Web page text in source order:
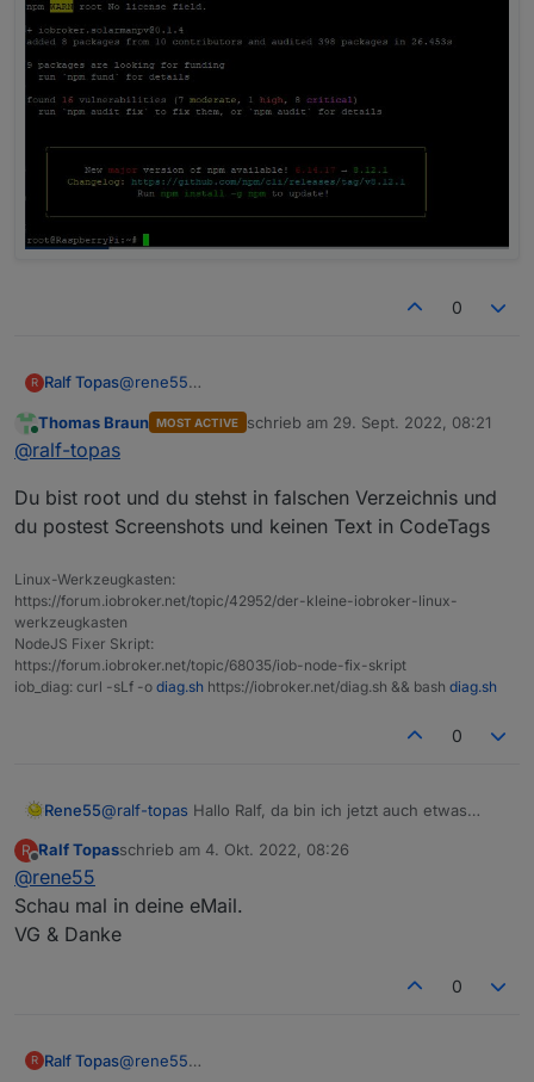
0
R Ralf Topas@rene55
Was ich eben versucht habe war, den npm install
befehl über die Konsole laufen zu lassen.
Online
Thomas Braun MOST ACTIVE schrieb am 29. Sept. 2022, 08:21
zuletzt editiert von
@ralf-topas
Du bist root und du stehst in falschen Verzeichnis und
du postest Screenshots und keinen Text in CodeTags
Linux-Werkzeugkasten:
https://forum.iobroker.net/topic/42952/der-kleine-iobroker-linux-
werkzeugkasten
NodeJS Fixer Skript:
https://forum.iobroker.net/topic/68035/iob-node-fix-skript
iob_diag: curl -sLf -o diag.sh https://iobroker.net/diag.sh && bash diag.sh
0
Rene55@ralf-topas Hallo Ralf, da bin ich jetzt auch etwas
(raschy@gmx.de) deine 4 Zugangsdaten. Dann kann
R
Offline
Ralf Topasschrieb am 4. Okt. 2022, 08:26
zuletzt editiert von
@rene55
Schau mal in deine eMail.
VG & Danke
0
R Ralf Topas@rene55